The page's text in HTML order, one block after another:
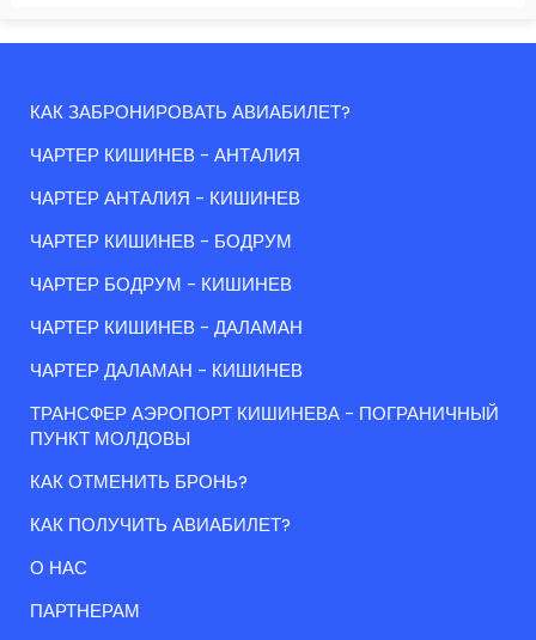
КАК ЗАБРОНИРОВАТЬ АВИАБИЛЕТ?
ЧАРТЕР КИШИНЕВ - АНТАЛИЯ
ЧАРТЕР АНТАЛИЯ - КИШИНЕВ
ЧАРТЕР КИШИНЕВ - БОДРУМ
ЧАРТЕР БОДРУМ - КИШИНЕВ
ЧАРТЕР КИШИНЕВ - ДАЛАМАН
ЧАРТЕР ДАЛАМАН - КИШИНЕВ
ТРАНСФЕР АЭРОПОРТ КИШИНЕВА - ПОГРАНИЧНЫЙ
ПУНКТ МОЛДОВЫ
КАК ОТМЕНИТЬ БРОНЬ?
КАК ПОЛУЧИТЬ АВИАБИЛЕТ?
О НАС
ПАРТНЕРАМ